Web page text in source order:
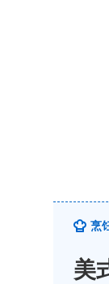
烹
美